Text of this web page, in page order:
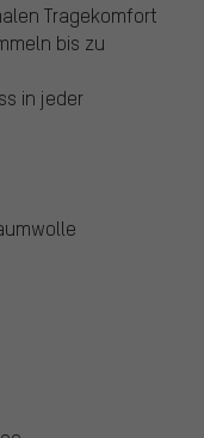
Tragekomfort
bis zu
in jeder